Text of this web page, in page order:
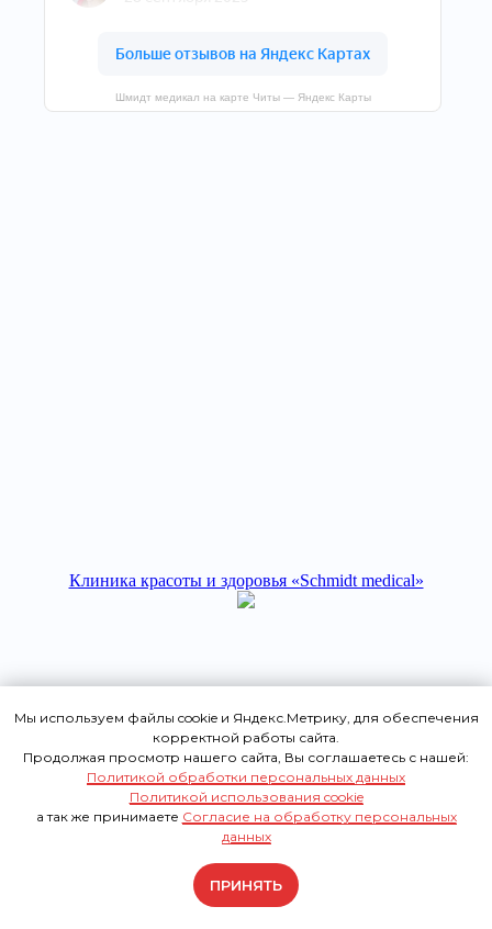
Шмидт медикал на карте Читы — Яндекс Карты
Клиника красоты и здоровья «Schmidt medical»
СТОИМОСТЬ УСЛУГ
Мы используем файлы cookie и Яндекс.Метрику, для обеспечения
корректной работы сайта.
Продолжая просмотр нашего сайта, Вы соглашаетесь с нашей:
Политикой обработки персональных данных
Политикой использования cookie
а так же принимаете Согласие на обработку персональных
данных
ПРИНЯТЬ